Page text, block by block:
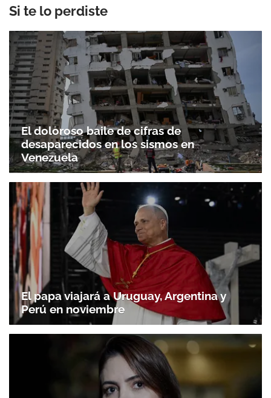
Si te lo perdiste
El doloroso baile de cifras de
desaparecidos en los sismos en
Venezuela
El papa viajará a Uruguay, Argentina y
Perú en noviembre